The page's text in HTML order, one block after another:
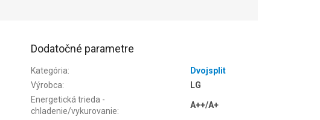
Dodatočné parametre
Kategória:
Dvojsplit
Výrobca:
LG
Energetická trieda -
chladenie/vykurovanie:
A++/A+